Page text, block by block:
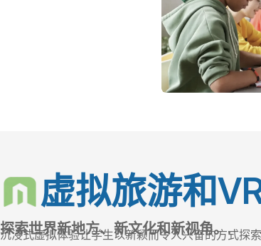
虚拟旅游和
探索世界新地方、新文化和新视角。.
沉浸式虚拟体验让学生以新颖而令人兴奋的方式探